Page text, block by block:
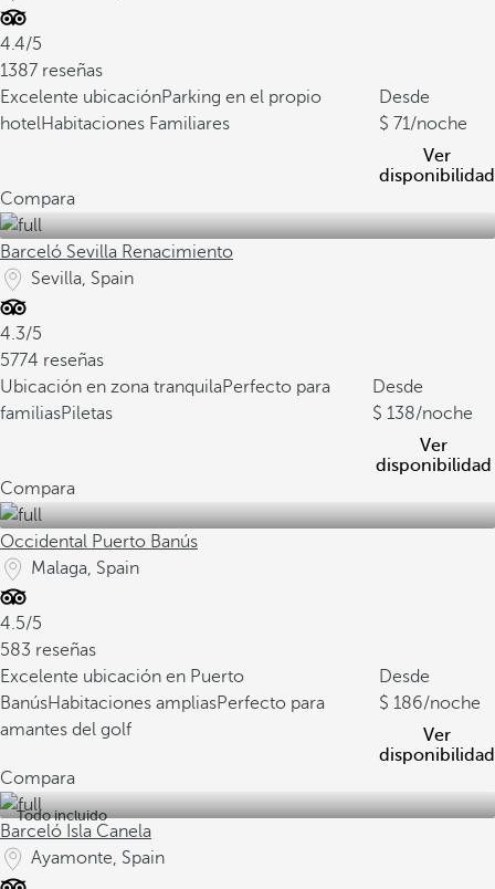
4.4/5
1387 reseñas
Excelente ubicaciónParking en el propio
hotelHabitaciones Familiares
Desde
71/noche
Ver
disponibilidad
Compara
Barceló Sevilla Renacimiento
Sevilla, Spain
4.3/5
5774 reseñas
Ubicación en zona tranquilaPerfecto para
familiasPiletas
Desde
138/noche
Ver
disponibilidad
Compara
Occidental Puerto Banús
Malaga, Spain
4.5/5
583 reseñas
Excelente ubicación en Puerto
BanúsHabitaciones ampliasPerfecto para
amantes del golf
Desde
186/noche
Ver
disponibilidad
Compara
Todo incluido
Barceló Isla Canela
Ayamonte, Spain